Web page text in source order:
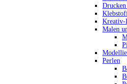
Kreativ-
Malen
Perlen